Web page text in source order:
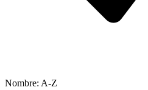
Nombre: A-Z